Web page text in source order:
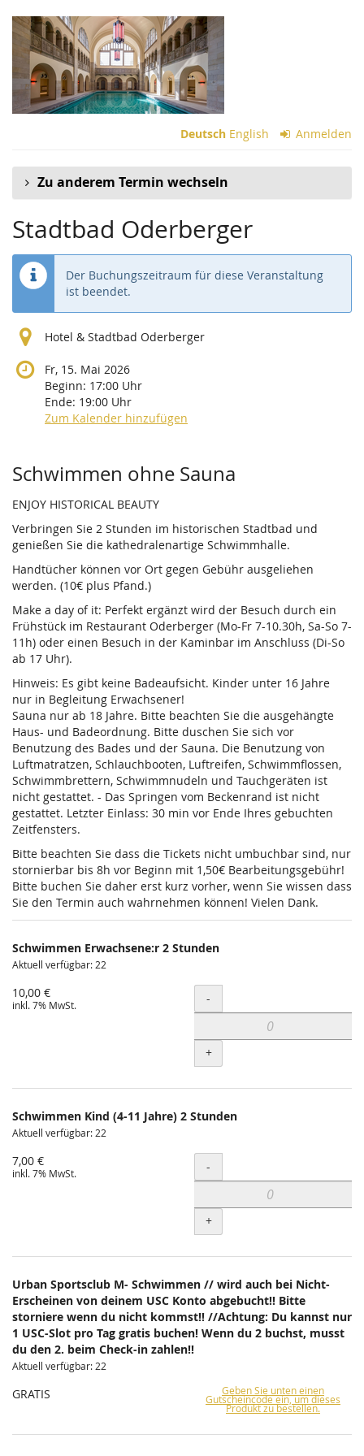
Zum
Haupt-
Inhalt
springen
Deutsch English Anmelden
Zu anderem Termin wechseln
Stadtbad Oderberger
Der Buchungszeitraum für diese Veranstaltung
ist beendet.
Hotel & Stadtbad Oderberger
Fr, 15. Mai 2026
Beginn: 17:00 Uhr
Ende: 19:00 Uhr
Zum Kalender hinzufügen
Produkte
Schwimmen ohne Sauna
ENJOY HISTORICAL BEAUTY
Verbringen Sie 2 Stunden im historischen Stadtbad und
genießen Sie die kathedralenartige Schwimmhalle.
Handtücher können vor Ort gegen Gebühr ausgeliehen
werden. (10€ plus Pfand.)
Make a day of it: Perfekt ergänzt wird der Besuch durch ein
Frühstück im Restaurant Oderberger (Mo-Fr 7-10.30h, Sa-So 7-
11h) oder einen Besuch in der Kaminbar im Anschluss (Di-So
ab 17 Uhr).
Hinweis: Es gibt keine Badeaufsicht. Kinder unter 16 Jahre
nur in Begleitung Erwachsener!
Sauna nur ab 18 Jahre. Bitte beachten Sie die ausgehängte
Haus- und Badeordnung. Bitte duschen Sie sich vor
Benutzung des Bades und der Sauna. Die Benutzung von
Luftmatratzen, Schlauchbooten, Luftreifen, Schwimmflossen,
Schwimmbrettern, Schwimmnudeln und Tauchgeräten ist
nicht gestattet. - Das Springen vom Beckenrand ist nicht
gestattet. Letzter Einlass: 30 min vor Ende Ihres gebuchten
Zeitfensters.
Bitte beachten Sie dass die Tickets nicht umbuchbar sind, nur
stornierbar bis 8h vor Beginn mit 1,50€ Bearbeitungsgebühr!
Bitte buchen Sie daher erst kurz vorher, wenn Sie wissen dass
Sie den Termin auch wahrnehmen können! Vielen Dank.
Schwimmen Erwachsene:r 2 Stunden
Aktuell verfügbar: 22
10,00 €
inkl. 7% MwSt. Menge
-
+
Schwimmen Kind (4-11 Jahre) 2 Stunden
Aktuell verfügbar: 22
7,00 €
inkl. 7% MwSt. Menge
-
+
Urban Sportsclub M- Schwimmen // wird auch bei Nicht-
Erscheinen von deinem USC Konto abgebucht!! Bitte
storniere wenn du nicht kommst!! //Achtung: Du kannst nur
1 USC-Slot pro Tag gratis buchen! Wenn du 2 buchst, musst
du den 2. beim Check-in zahlen!!
Aktuell verfügbar: 22
GRATIS Geben Sie unten einen
Gutscheincode ein, um dieses
Produkt zu bestellen.